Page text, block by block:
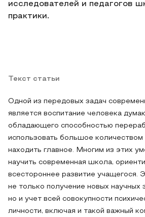
исследователей и педагогов
практики.
Текст статьи
Одной из передовых задач
является воспитание человека
обладающего способностью
использовать большое
находить главное. Многим из этих
научить современная школа,
всестороннее развитие учащегося.
не только получение новых научных
но и учет всей совокупности
личности, включая и такой важный